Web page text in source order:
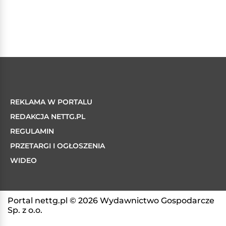
REKLAMA W PORTALU
REDAKCJA NETTG.PL
REGULAMIN
PRZETARGI I OGŁOSZENIA
WIDEO
Portal nettg.pl © 2026 Wydawnictwo Gospodarcze
Sp. z o.o.